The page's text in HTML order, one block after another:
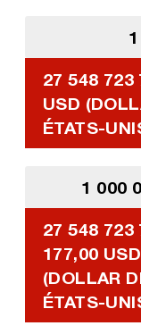
27 548 723
USD
ÉTATS-
1 000
27 548 723
177,00 USD
(DOLLAR
ÉTATS-